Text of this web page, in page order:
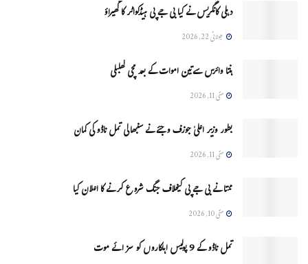
دہلی کانگریس نے کیا بی جے پی ہیڈکواٹر کا گھیراؤ
جولائی 22, 2026
ہنتا وائرس سےتین اموات کے بعد مچی کھلبلی
مئی 11, 2026
بطور وزیر اعلیٰ جوزف وجئے نے سنبھالی تمل ناڈو کی کمان
مئی 11, 2026
ممتا نے بی جے پی کیخلاف جنگ شروع کرنے کا اعلان کیا
مئی 10, 2026
تمل ناڈو کے 9 پولیس اہلکاروں کو سزائے موت